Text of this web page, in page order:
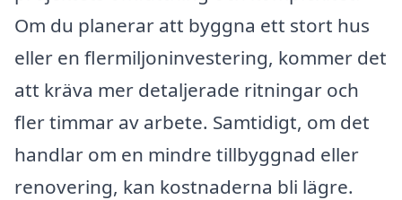
Om du planerar att byggna ett stort hus
eller en flermiljoninvestering, kommer det
att kräva mer detaljerade ritningar och
fler timmar av arbete. Samtidigt, om det
handlar om en mindre tillbyggnad eller
renovering, kan kostnaderna bli lägre.